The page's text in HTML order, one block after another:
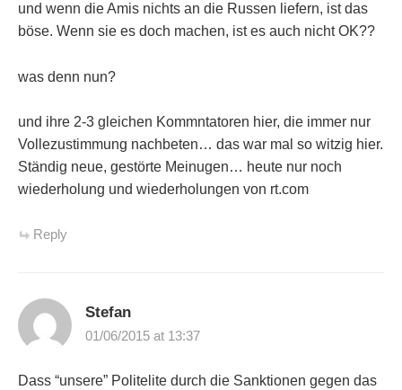
und wenn die Amis nichts an die Russen liefern, ist das
böse. Wenn sie es doch machen, ist es auch nicht OK??
was denn nun?
und ihre 2-3 gleichen Kommntatoren hier, die immer nur
Vollezustimmung nachbeten… das war mal so witzig hier.
Ständig neue, gestörte Meinugen… heute nur noch
wiederholung und wiederholungen von rt.com
Reply
Stefan
01/06/2015 at 13:37
Dass “unsere” Politelite durch die Sanktionen gegen das